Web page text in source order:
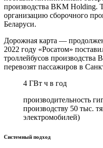
производства BKM Holding.
организацию сборочного
Беларуси.
Дорожная карта —
2022 году «Росатом»
троллейбусов производства
перевозят пассажиров в
4 ГВт ч в год
производительность
производству 50 тыс.
электромобилей)
Системный подход